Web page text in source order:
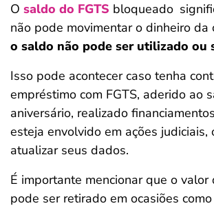
O saldo do FGTS bloqueado
não pode movimentar o dinheiro da
o saldo não pode ser utilizado ou
Isso pode acontecer caso tenha
empréstimo com FGTS, aderido ao
aniversário, realizado
esteja envolvido em ações judiciais,
atualizar seus dados.
É importante mencionar que o valor
pode ser retirado em ocasiões como